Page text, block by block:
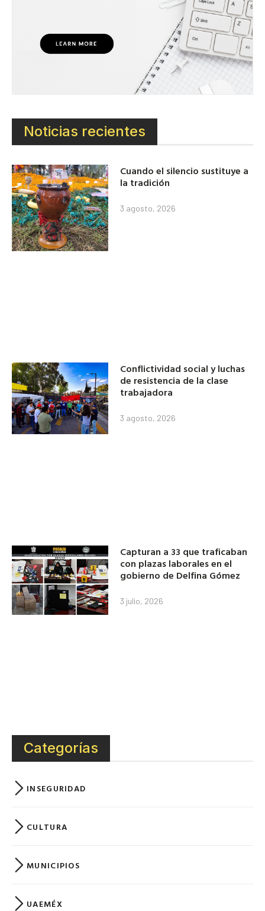
Noticias recientes
Cuando el silencio sustituye a
la tradición
3 agosto, 2026
Conflictividad social y luchas
de resistencia de la clase
trabajadora
3 agosto, 2026
Capturan a 33 que traficaban
con plazas laborales en el
gobierno de Delfina Gómez
3 julio, 2026
Categorías
INSEGURIDAD
CULTURA
MUNICIPIOS
UAEMÉX